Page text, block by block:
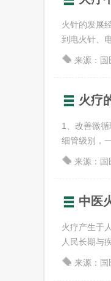
火针的发展
到电火针、
来源：国
火疗
1、改善微
细管级别，
来源：国
中医
火疗产生于
人民长期与
来源：国